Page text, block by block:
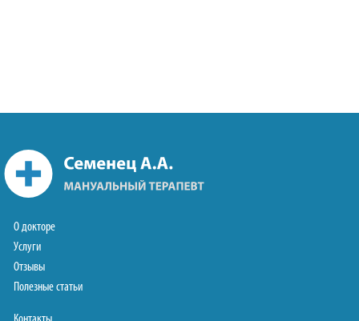
О докторе
Услуги
Отзывы
Полезные статьи